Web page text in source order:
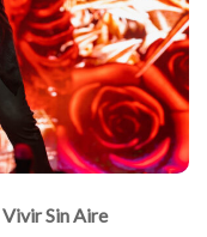
Vivir Sin Aire